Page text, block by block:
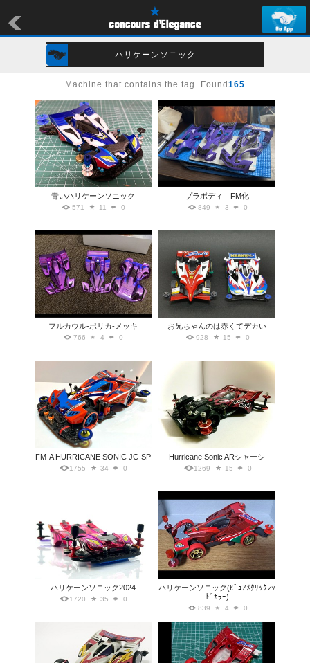
ハリケーンソニック
Machine that contains the tag. Found 165
青いハリケーンソニック
571 11 0
プラボディ FM化
849 3 0
フルカウル-ポリカ-メッキ
766 4 0
お兄ちゃんのは赤くてデカい
928 15 0
FM-A HURRICANE SONIC JC-SP
1755 34 0
Hurricane Sonic ARシャーシ
1269 15 0
ハリケーンソニック2024
1720 35 0
ハリケーンソニック(ﾋﾟｭｱﾒﾀﾘｯｸﾚｯ
ﾄﾞｶﾗｰ)
839 4 0